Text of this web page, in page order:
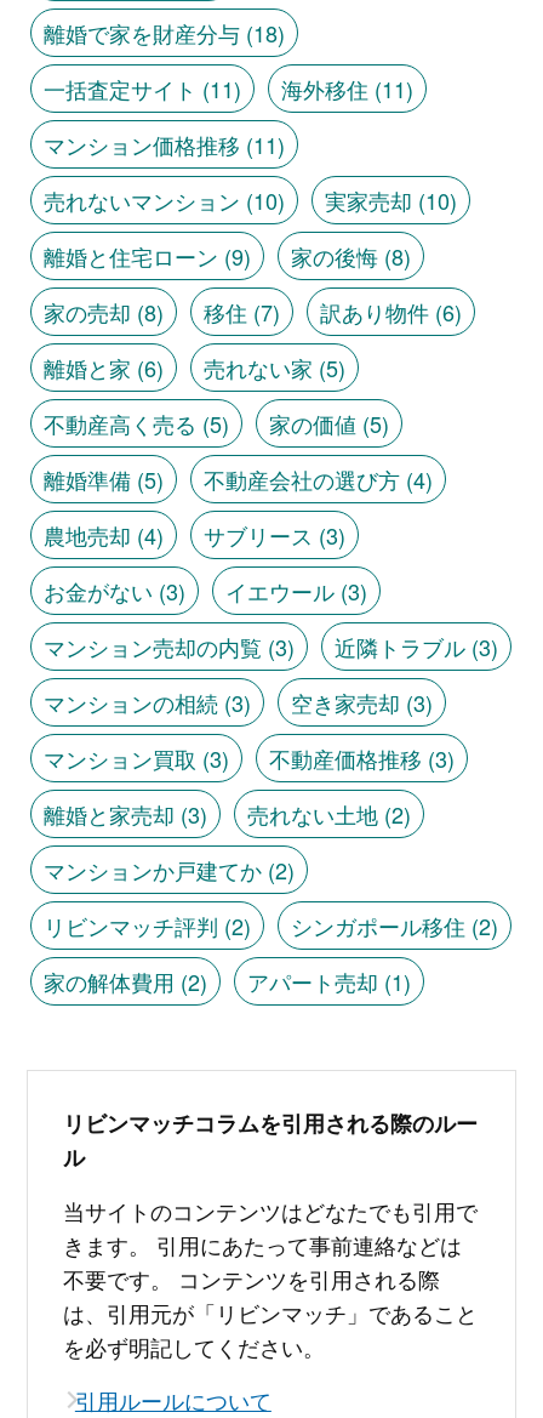
離婚で家を財産分与(18)
一括査定サイト (11) 海外移住 (11)
マンション価格推移 (11)
売れないマンション (10) 実家売却 (10)
離婚と住宅ローン (9) 家の後悔(8)
家の売却 (8) 移住 (7) 訳あり物件(6)
離婚と家 (6) 売れない家 (5)
不動産高く売る (5) 家の価値 (5)
離婚準備(5) 不動産会社の選び方(4)
農地売却 (4) サブリース (3)
お金がない (3) イエウール(3)
マンション売却の内覧 (3) 近隣トラブル(3)
マンションの相続(3) 空き家売却 (3)
マンション買取 (3) 不動産価格推移 (3)
離婚と家売却 (3) 売れない土地(2)
マンションか戸建てか(2)
リビンマッチ評判 (2) シンガポール移住 (2)
家の解体費用 (2) アパート売却 (1)
リビンマッチコラムを引用される際のルー
ル
当サイトのコンテンツはどなたでも引用で
きます。 引用にあたって事前連絡などは
不要です。 コンテンツを引用される際
は、引用元が「リビンマッチ」であること
を必ず明記してください。
引用ルールについて